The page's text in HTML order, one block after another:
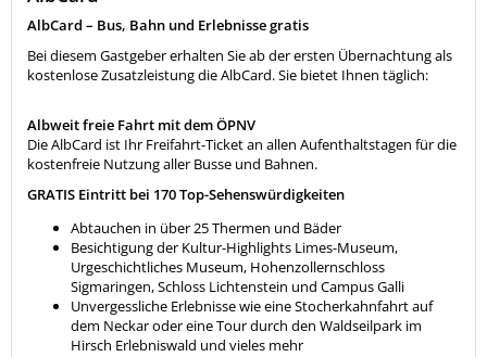
AlbCard – Bus, Bahn und Erlebnisse gratis
Bei diesem Gastgeber erhalten Sie ab der ersten Übernachtung als
kostenlose Zusatzleistung die AlbCard. Sie bietet Ihnen täglich:
Albweit freie Fahrt mit dem ÖPNV
Die AlbCard ist Ihr Freifahrt-Ticket an allen Aufenthaltstagen für die
kostenfreie Nutzung aller Busse und Bahnen.
GRATIS Eintritt bei 170 Top-Sehenswürdigkeiten
Abtauchen in über 25 Thermen und Bäder
Besichtigung der Kultur-Highlights Limes-Museum,
Urgeschichtliches Museum, Hohenzollernschloss
Sigmaringen, Schloss Lichtenstein und Campus Galli
Unvergessliche Erlebnisse wie eine Stocherkahnfahrt auf
dem Neckar oder eine Tour durch den Waldseilpark im
Hirsch Erlebniswald und vieles mehr